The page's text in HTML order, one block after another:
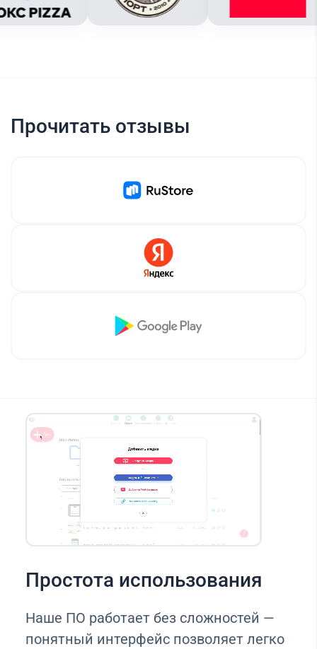
Прочитать отзывы
Простота использования
Наше ПО работает без сложностей —
понятный интерфейс позволяет легко